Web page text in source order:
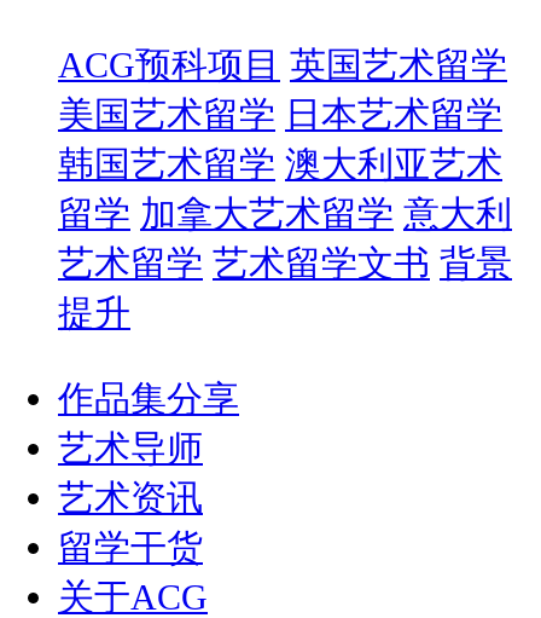
ACG预科项目 英国艺术留学
美国艺术留学 日本艺术留学
韩国艺术留学 澳大利亚艺术
留学 加拿大艺术留学 意大利
艺术留学 艺术留学文书 背景
提升
作品集分享
艺术导师
艺术资讯
留学干货
关于ACG